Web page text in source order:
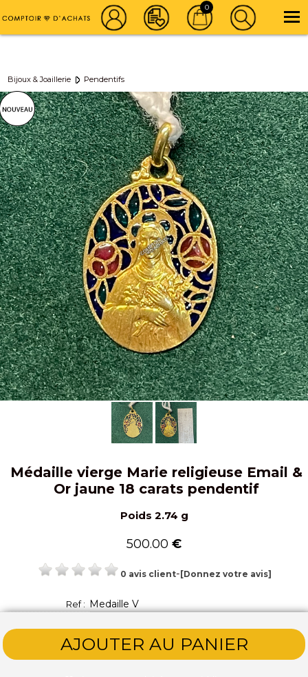
0
Achat vente d'Or, Bijoux & Montre de luxe
01 42 46 86 86
Newsletter | | Instagram
Bijoux & Joaillerie Pendentifs
Médaille vierge Marie religieuse Email &
Or jaune 18 carats pendentif
Poids 2.74 g
500.00 €
0 avis client- [Donnez votre avis]
Ref : Medaille V